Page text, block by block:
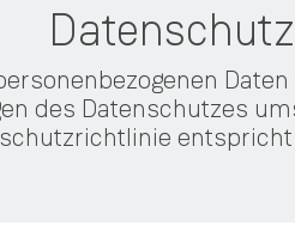
Datenschutz
des Datenschutzes